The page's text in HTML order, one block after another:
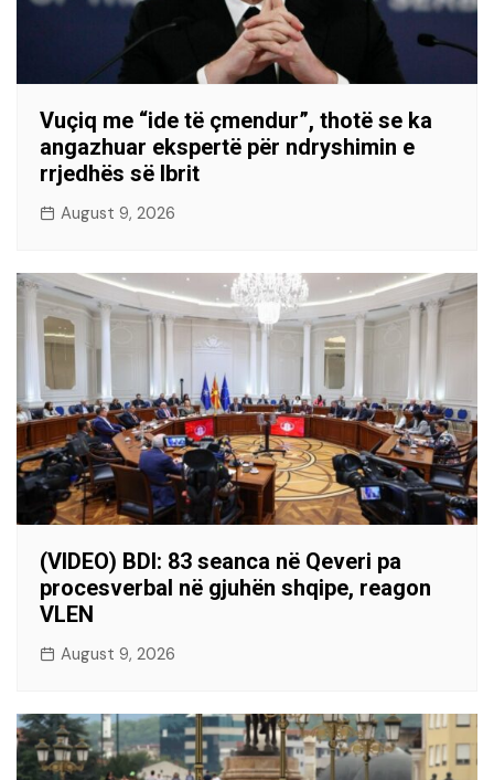
Vuçiq me “ide të çmendur”, thotë se ka
angazhuar ekspertë për ndryshimin e
rrjedhës së Ibrit
August 9, 2026
(VIDEO) BDI: 83 seanca në Qeveri pa
procesverbal në gjuhën shqipe, reagon
VLEN
August 9, 2026